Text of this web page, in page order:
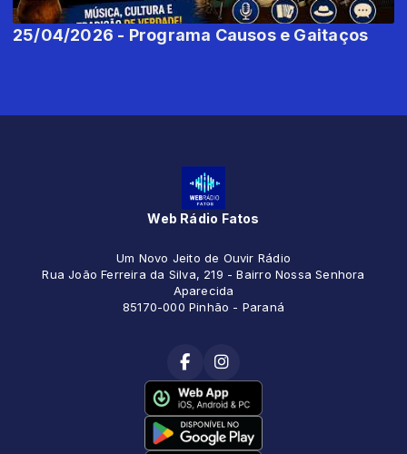
25/04/2026 - Programa Causos e Gaitaços
Web Rádio Fatos
Um Novo Jeito de Ouvir Rádio
Rua João Ferreira da Silva, 219 - Bairro Nossa Senhora
Aparecida
85170-000 Pinhão - Paraná